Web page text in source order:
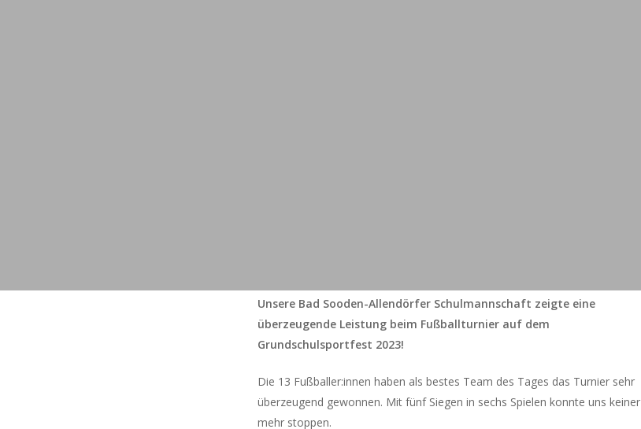
Unsere Bad Sooden-Allendörfer Schulmannschaft zeigte eine
überzeugende Leistung beim Fußballturnier auf dem
Grundschulsportfest 2023!
Die 13 Fußballer:innen haben als bestes Team des Tages das Turnier sehr
überzeugend gewonnen. Mit fünf Siegen in sechs Spielen konnte uns keiner
mehr stoppen.